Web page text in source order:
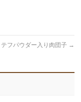
テフパウダー入り肉団子 →